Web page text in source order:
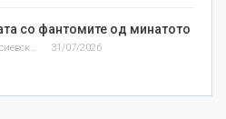
со фантомите од минатото
Златко Теодосиевски 31/07/2026